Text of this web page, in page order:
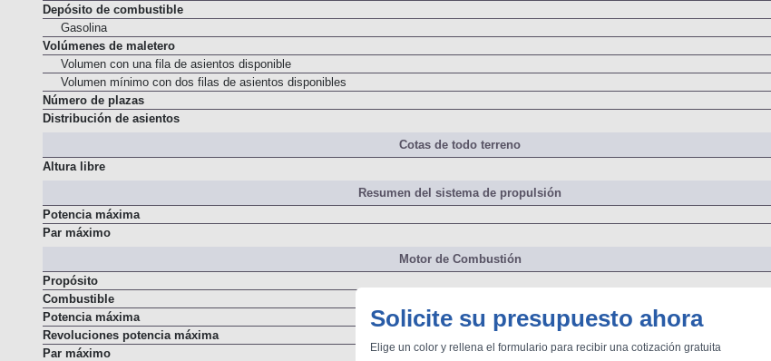
Solicite su presupuesto ahora
Elige un color y rellena el formulario para recibir una cotización gratuita
Depósito de combustible
Gasolina
Volúmenes de maletero
Volumen con una fila de asientos disponible
Volumen mínimo con dos filas de asientos disponibles
Número de plazas
Distribución de asientos
Cotas de todo terreno
Altura libre
Resumen del sistema de propulsión
Potencia máxima
Par máximo
Motor de Combustión
Propósito
Combustible
Potencia máxima
Revoluciones potencia máxima
Par máximo